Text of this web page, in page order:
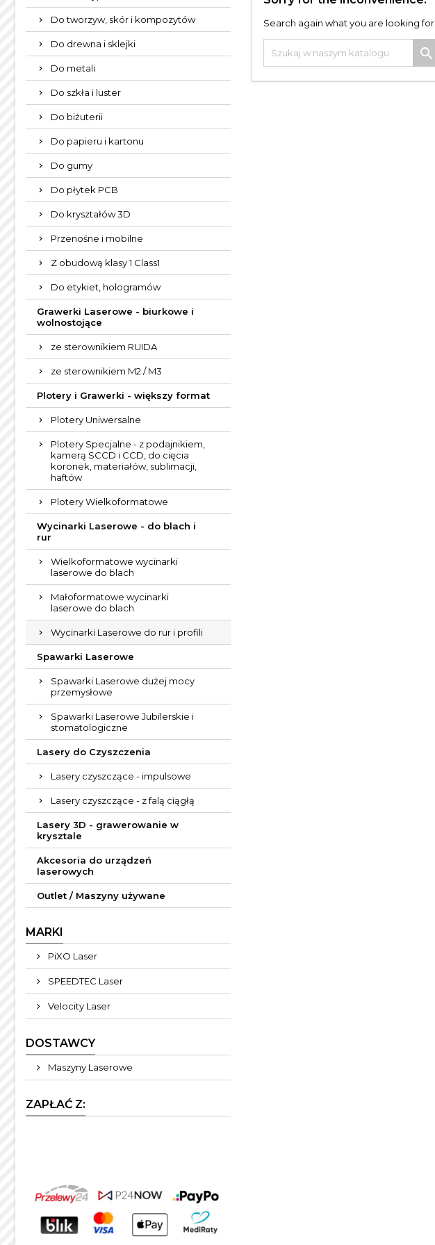
Do tworzyw, skór i kompozytów
Do drewna i sklejki
Do metali
Do szkła i luster
Do biżuterii
Do papieru i kartonu
Do gumy
Do płytek PCB
Do kryształów 3D
Przenośne i mobilne
Z obudową klasy 1 Class1
Do etykiet, hologramów
Grawerki Laserowe - biurkowe i
wolnostojące
ze sterownikiem RUIDA
ze sterownikiem M2 / M3
Plotery i Grawerki - większy format
Plotery Uniwersalne
Plotery Specjalne - z podajnikiem,
kamerą SCCD i CCD, do cięcia
koronek, materiałów, sublimacji,
haftów
Plotery Wielkoformatowe
Wycinarki Laserowe - do blach i
rur
Wielkoformatowe wycinarki
laserowe do blach
Małoformatowe wycinarki
laserowe do blach
Wycinarki Laserowe do rur i profili
Spawarki Laserowe
Spawarki Laserowe dużej mocy
przemysłowe
Spawarki Laserowe Jubilerskie i
stomatologiczne
Lasery do Czyszczenia
Lasery czyszczące - impulsowe
Lasery czyszczące - z falą ciągłą
Lasery 3D - grawerowanie w
krysztale
Akcesoria do urządzeń
laserowych
Outlet / Maszyny używane
MARKI
PiXO Laser
SPEEDTEC Laser
Velocity Laser
DOSTAWCY
Maszyny Laserowe
ZAPŁAĆ Z:
Search again what you are looking for
